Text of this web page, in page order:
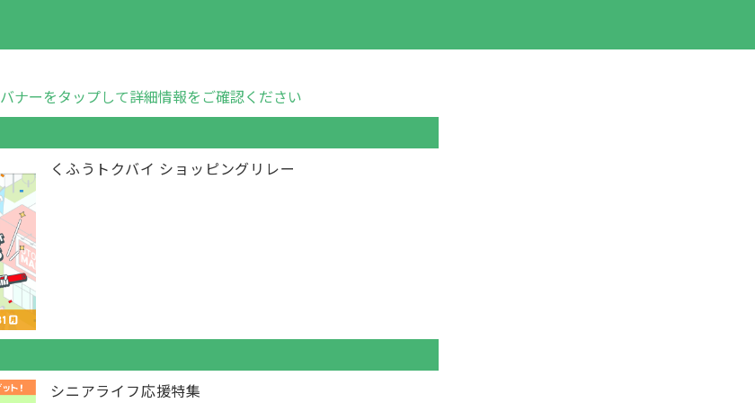
バナーをタップして詳細情報をご確認ください
くふうトクバイ ショッピングリレー
シニアライフ応援特集